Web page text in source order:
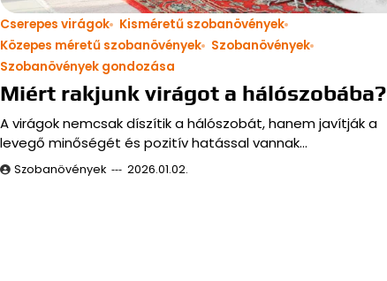
Cserepes virágok
Kisméretű szobanövények
Közepes méretű szobanövények
Szobanövények
Szobanövények gondozása
Miért rakjunk virágot a hálószobába?
A virágok nemcsak díszítik a hálószobát, hanem javítják a
levegő minőségét és pozitív hatással vannak…
Szobanövények 2026.01.02.